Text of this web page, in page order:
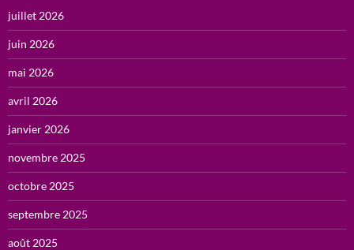
juillet 2026
juin 2026
mai 2026
avril 2026
janvier 2026
novembre 2025
octobre 2025
septembre 2025
août 2025